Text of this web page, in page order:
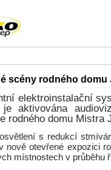
scény rodného
elektroinstalační
je aktivována
rodného domu Mistra
s redukcí
nově otevřené expozici
místnostech v průběhu